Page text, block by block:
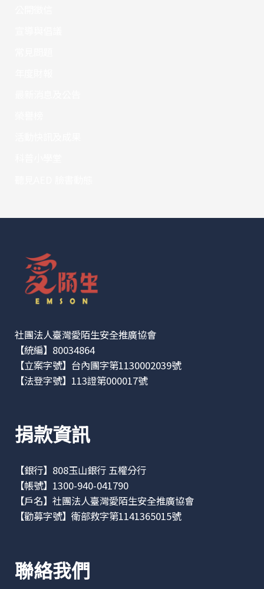
社團法人臺灣愛陌生安全推廣協會
【統編】80034864
【立案字號】台內團字第1130002039號
【法登字號】113證第000017號
捐款資訊
【銀行】808玉山銀行 五權分行
【帳號】1300-940-041790
【戶名】社團法人臺灣愛陌生安全推廣協會
【勸募字號】衛部救字第1141365015號
聯絡我們